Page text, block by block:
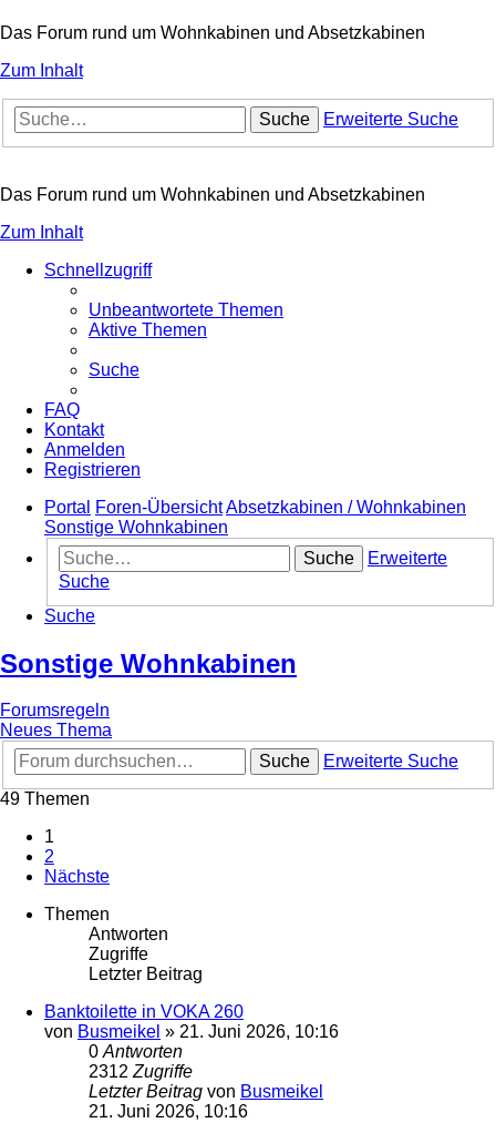
Das Forum rund um Wohnkabinen und Absetzkabinen
Zum Inhalt
Suche Erweiterte Suche
Das Forum rund um Wohnkabinen und Absetzkabinen
Zum Inhalt
Schnellzugriff
Unbeantwortete Themen
Aktive Themen
Suche
FAQ
Kontakt
Anmelden
Registrieren
Portal
Foren-ÜbersichtAbsetzkabinen / Wohnkabinen
Sonstige Wohnkabinen
Suche
Erweiterte
Suche
Suche
Sonstige Wohnkabinen
Forumsregeln
Neues Thema
Suche
Erweiterte Suche
49 Themen
1
2
Nächste
Themen
Antworten
Zugriffe
Letzter Beitrag
Banktoilette in VOKA 260
von Busmeikel » 21. Juni 2026, 10:16
0 Antworten
2312 Zugriffe
Letzter Beitrag von Busmeikel
21. Juni 2026, 10:16